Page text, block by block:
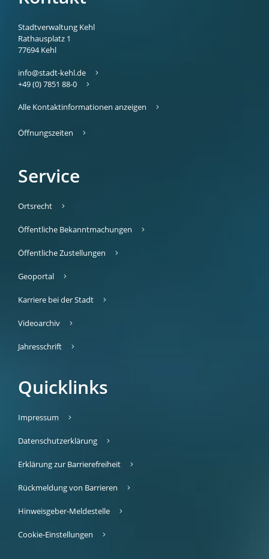
Stadtverwaltung Kehl
Rathausplatz 1
77694 Kehl
info@stadt-kehl.de
+49 (0) 7851 88-0
Alle Kontaktinformationen anzeigen
Öffnungszeiten
Service
Ortsrecht
Öffentliche Bekanntmachungen
Öffentliche Zustellungen
Geoportal
Karriere bei der Stadt
Videoarchiv
Jahresschrift
Quicklinks
Impressum
Datenschutzerklärung
Erklärung zur Barrierefreiheit
Rückmeldung von Barrieren
Hinweisgeber-Meldestelle
Cookie-Einstellungen